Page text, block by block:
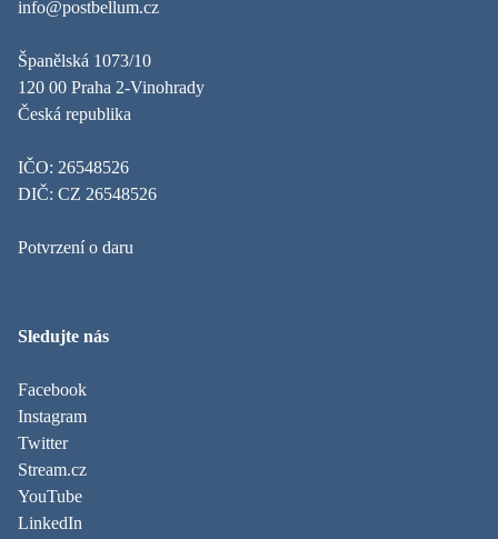
info@postbellum.cz
Španělská 1073/10
120 00 Praha 2-Vinohrady
Česká republika
IČO: 26548526
DIČ: CZ 26548526
Potvrzení o daru
Sledujte nás
Facebook
Instagram
Twitter
Stream.cz
YouTube
LinkedIn